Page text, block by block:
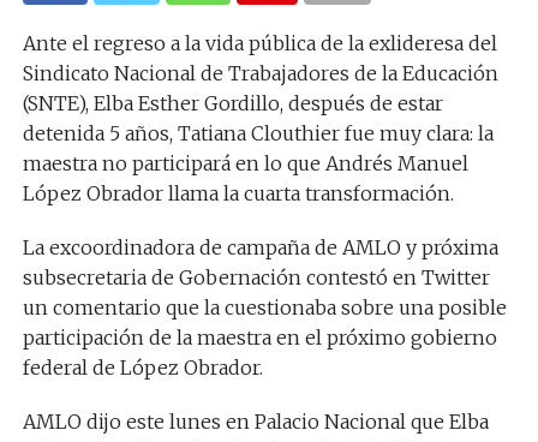
Ante el regreso a la vida pública de la exlideresa del
Sindicato Nacional de Trabajadores de la Educación
(SNTE), Elba Esther Gordillo, después de estar
detenida 5 años, Tatiana Clouthier fue muy clara: la
maestra no participará en lo que Andrés Manuel
López Obrador llama la cuarta transformación.
La excoordinadora de campaña de AMLO y próxima
subsecretaria de Gobernación contestó en Twitter
un comentario que la cuestionaba sobre una posible
participación de la maestra en el próximo gobierno
federal de López Obrador.
AMLO dijo este lunes en Palacio Nacional que Elba